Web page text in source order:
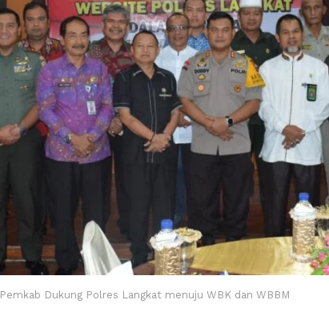
Pemkab Dukung Polres Langkat menuju WBK dan WBBM